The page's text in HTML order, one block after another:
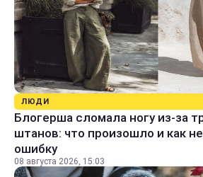
ЛЮДИ
Блогерша сломала ногу из-за
штанов: что произошло и как
ошибку
08 августа 2026, 15:03